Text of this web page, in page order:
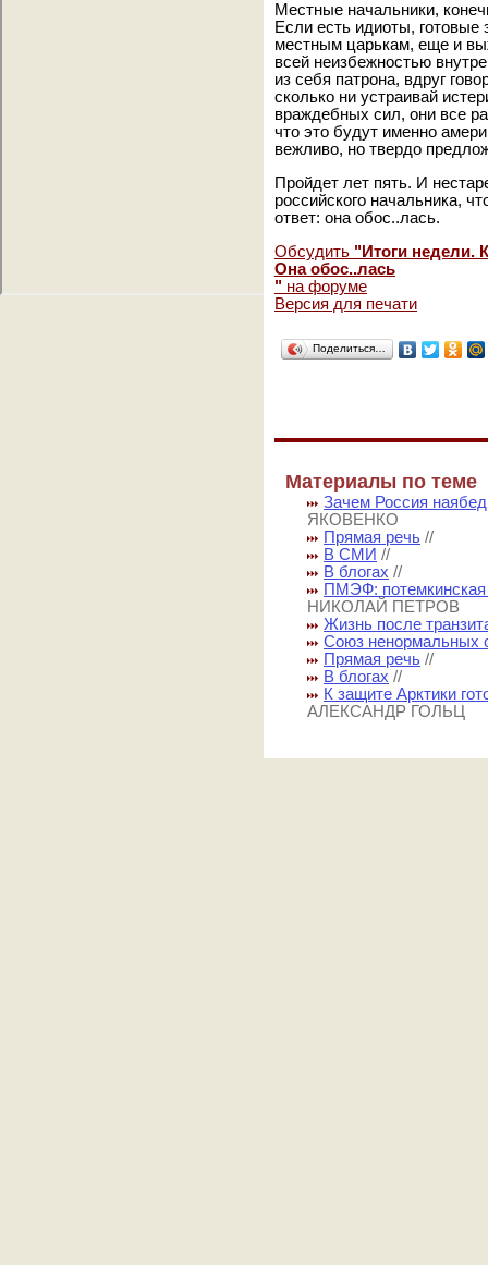
Местные начальники,
Если есть идиоты, готовые
местным царькам, еще и
всей неизбежностью
из себя патрона, вдруг
сколько ни устраивай
враждебных сил, они все
что это будут именно
вежливо, но твердо
Пройдет лет пять. И
российского начальника,
ответ: она обос..лась.
Обсудить "Итоги недели.
Она обос..лась
" на форуме
Версия для печати
Поделиться…
Материалы по теме
Зачем Россия
ЯКОВЕНКО
Прямая речь //
В СМИ //
В блогах //
ПМЭФ: потемкинская
НИКОЛАЙ ПЕТРОВ
Жизнь после
Союз ненормальных
Прямая речь //
В блогах //
К защите Арктики
АЛЕКСАНДР ГОЛЬЦ